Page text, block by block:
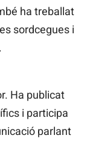
ha treballat
sordcegues i
Ha publicat
i participa
parlant